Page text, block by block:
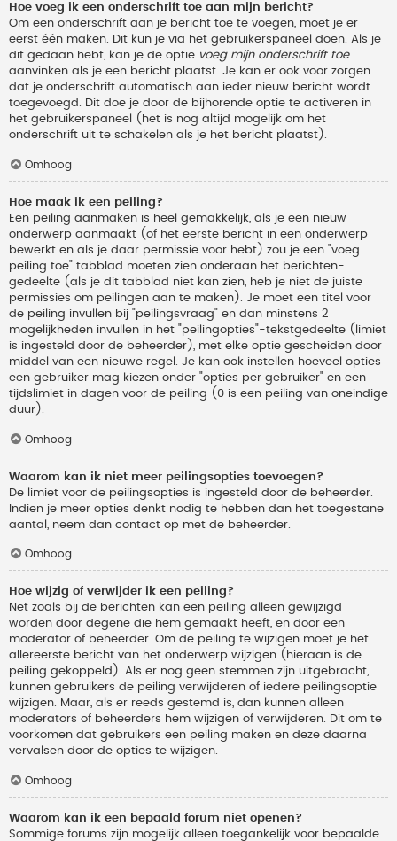
Hoe voeg ik een onderschrift toe aan mijn bericht?
Om een onderschrift aan je bericht toe te voegen, moet je er
eerst één maken. Dit kun je via het gebruikerspaneel doen. Als je
dit gedaan hebt, kan je de optie voeg mijn onderschrift toe
aanvinken als je een bericht plaatst. Je kan er ook voor zorgen
dat je onderschrift automatisch aan ieder nieuw bericht wordt
toegevoegd. Dit doe je door de bijhorende optie te activeren in
het gebruikerspaneel (het is nog altijd mogelijk om het
onderschrift uit te schakelen als je het bericht plaatst).
Omhoog
Hoe maak ik een peiling?
Een peiling aanmaken is heel gemakkelijk, als je een nieuw
onderwerp aanmaakt (of het eerste bericht in een onderwerp
bewerkt en als je daar permissie voor hebt) zou je een "voeg
peiling toe" tabblad moeten zien onderaan het berichten-
gedeelte (als je dit tabblad niet kan zien, heb je niet de juiste
permissies om peilingen aan te maken). Je moet een titel voor
de peiling invullen bij "peilingsvraag" en dan minstens 2
mogelijkheden invullen in het "peilingopties"-tekstgedeelte (limiet
is ingesteld door de beheerder), met elke optie gescheiden door
middel van een nieuwe regel. Je kan ook instellen hoeveel opties
een gebruiker mag kiezen onder "opties per gebruiker" en een
tijdslimiet in dagen voor de peiling (0 is een peiling van oneindige
duur).
Omhoog
Waarom kan ik niet meer peilingsopties toevoegen?
De limiet voor de peilingsopties is ingesteld door de beheerder.
Indien je meer opties denkt nodig te hebben dan het toegestane
aantal, neem dan contact op met de beheerder.
Omhoog
Hoe wijzig of verwijder ik een peiling?
Net zoals bij de berichten kan een peiling alleen gewijzigd
worden door degene die hem gemaakt heeft, en door een
moderator of beheerder. Om de peiling te wijzigen moet je het
allereerste bericht van het onderwerp wijzigen (hieraan is de
peiling gekoppeld). Als er nog geen stemmen zijn uitgebracht,
kunnen gebruikers de peiling verwijderen of iedere peilingsoptie
wijzigen. Maar, als er reeds gestemd is, dan kunnen alleen
moderators of beheerders hem wijzigen of verwijderen. Dit om te
voorkomen dat gebruikers een peiling maken en deze daarna
vervalsen door de opties te wijzigen.
Omhoog
Waarom kan ik een bepaald forum niet openen?
Sommige forums zijn mogelijk alleen toegankelijk voor bepaalde